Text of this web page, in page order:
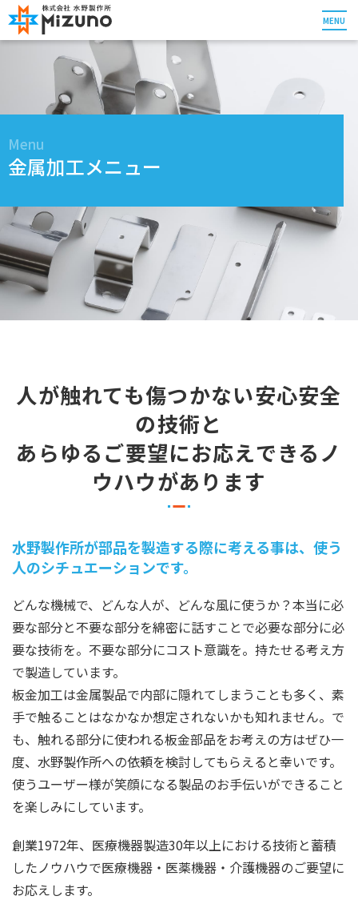
MENU
Menu
金属加工メニュー
人が触れても傷つかない安心安全
の技術と
あらゆるご要望にお応えできるノ
ウハウがあります
水野製作所が部品を製造する際に考える事は、使う
人のシチュエーションです。
どんな機械で、どんな人が、どんな風に使うか？本当に必
要な部分と不要な部分を綿密に話すことで必要な部分に必
要な技術を。不要な部分にコスト意識を。持たせる考え方
で製造しています。
板金加工は金属製品で内部に隠れてしまうことも多く、素
手で触ることはなかなか想定されないかも知れません。で
も、触れる部分に使われる板金部品をお考えの方はぜひ一
度、水野製作所への依頼を検討してもらえると幸いです。
使うユーザー様が笑顔になる製品のお手伝いができること
を楽しみにしています。
創業1972年、医療機器製造30年以上における技術と蓄積
したノウハウで医療機器・医薬機器・介護機器のご要望に
お応えします。